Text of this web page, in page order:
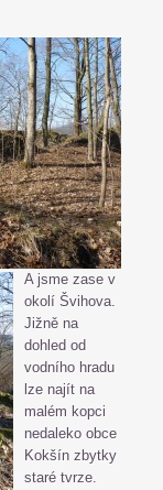
A jsme zase v
okolí Švihova.
Jižně na
dohled od
vodního hradu
lze najít na
malém kopci
nedaleko obce
Kokšín zbytky
staré tvrze.